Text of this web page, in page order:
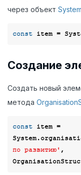
через объект System
const
Создание
Создать новый
метода
const item =
по развитию' ,